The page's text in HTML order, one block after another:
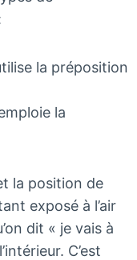
la préposition
la
la position de
exposé à l’air
dit « je vais à
C’est